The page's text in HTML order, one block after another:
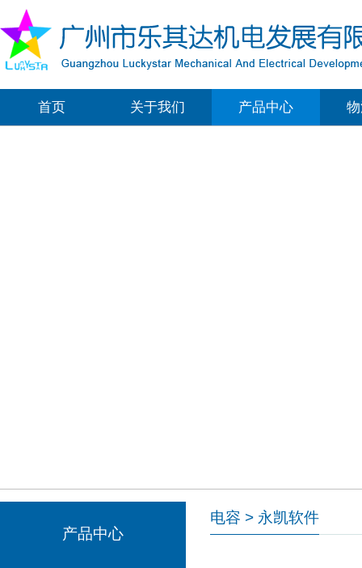
首页 关于我们 产品中心
产品中心
电容 > 永凯软件